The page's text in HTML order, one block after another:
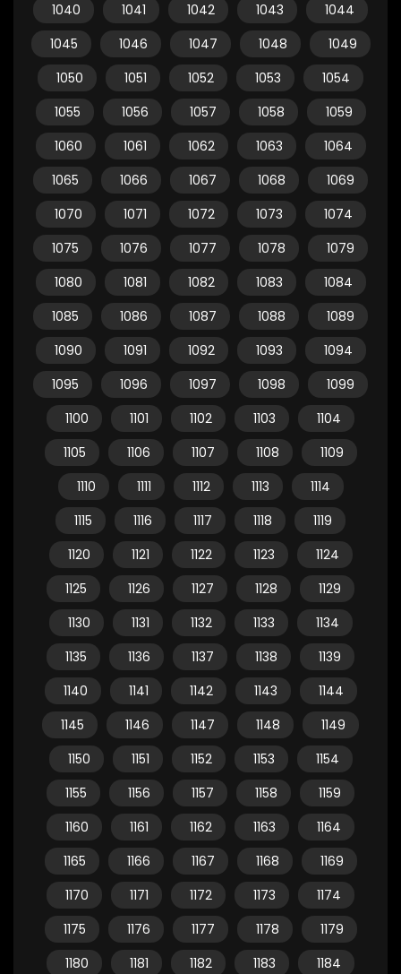
1040
1041 1042 1043
1044
1045
1046 1047 1048
1049
1050
1051 1052 1053
1054
1055
1056 1057 1058
1059
1060
1061 1062 1063
1064
1065
1066 1067 1068
1069
1070
1071 1072 1073
1074
1075
1076 1077 1078
1079
1080
1081 1082 1083
1084
1085
1086 1087 1088
1089
1090
1091 1092 1093
1094
1095
1096 1097 1098
1099
1100
1101 1102 1103
1104
1105
1106 1107 1108
1109
1110
1111 1112 1113
1114
1115
1116 1117 1118
1119
1120
1121 1122 1123
1124
1125
1126 1127 1128
1129
1130
1131 1132 1133
1134
1135
1136 1137 1138
1139
1140
1141 1142 1143
1144
1145
1146 1147 1148
1149
1150
1151 1152 1153
1154
1155
1156 1157 1158
1159
1160
1161 1162 1163
1164
1165
1166 1167 1168
1169
1170
1171 1172 1173
1174
1175
1176 1177 1178
1179
1180
1181 1182 1183
1184